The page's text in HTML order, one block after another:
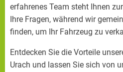
erfahrenes Team steht Ihnen
Ihre Fragen, während wir
finden, um Ihr Fahrzeug zu
Entdecken Sie die Vorteile
Urach und lassen Sie sich von